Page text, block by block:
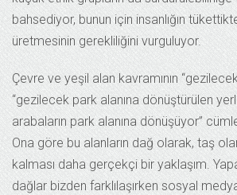
bahsediyor, bunun için insanlığın
üretmesinin gerekliliğini vurguluyor.
Çevre ve yeşil alan kavramının
“gezilecek park alanına dönüştürülen
arabaların park alanına dönüşüyor”
Ona göre bu alanların dağ olarak, taş
kalması daha gerçekçi bir yaklaşım.
dağlar bizden farklılaşırken sosyal